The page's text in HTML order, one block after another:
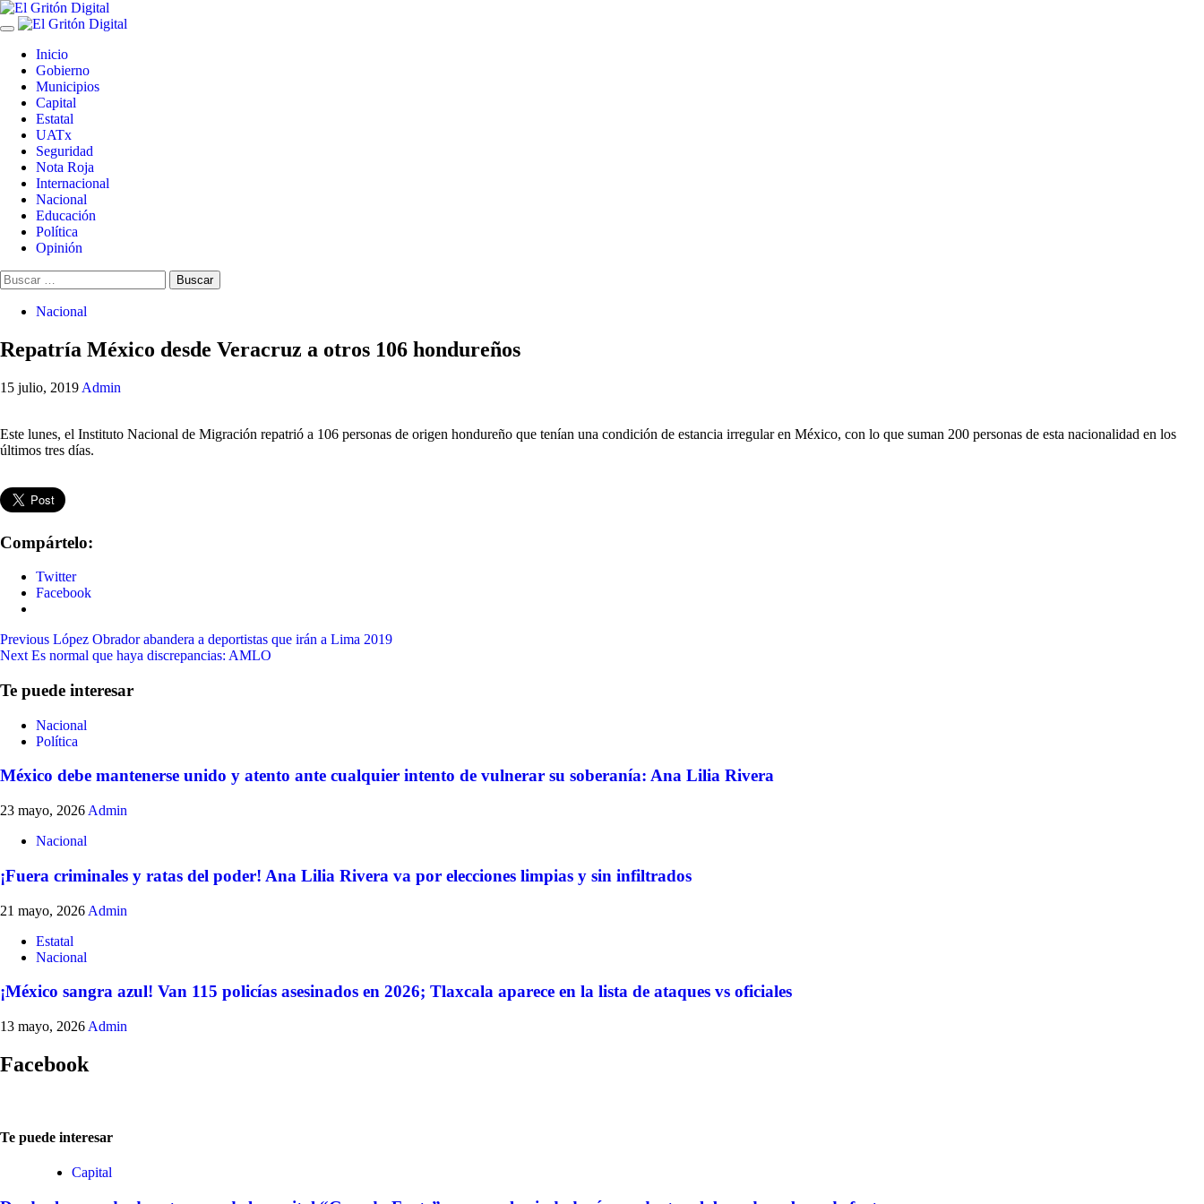
Skip
to
Primary
Inicio
Gobierno
Municipios
Capital
Estatal
UATx
Seguridad
Nota Roja
Internacional
Nacional
Educación
Política
Opinión
Buscar:
Nacional
Repatría México desde Veracruz a otros 106 hondureños
15 julio, 2019 Admin
Este lunes, el Instituto Nacional de Migración repatrió a 106 personas de origen hondureño que tenían una condición de estancia irregular en México, con lo que suman 200 personas de esta nacionalidad en los
últimos tres días.
Compártelo:
Twitter
Facebook
Continue
Reading
Previous López Obrador abandera a deportistas que irán a Lima 2019
Next Es normal que haya discrepancias: AMLO
Te puede interesar
Nacional
Política
México debe mantenerse unido y atento ante cualquier intento de vulnerar su soberanía: Ana Lilia Rivera
23 mayo, 2026 Admin
Nacional
¡Fuera criminales y ratas del poder! Ana Lilia Rivera va por elecciones limpias y sin infiltrados
21 mayo, 2026 Admin
Estatal
Nacional
¡México sangra azul! Van 115 policías asesinados en 2026; Tlaxcala aparece en la lista de ataques vs oficiales
13 mayo, 2026 Admin
Facebook
Te puede interesar
Capital